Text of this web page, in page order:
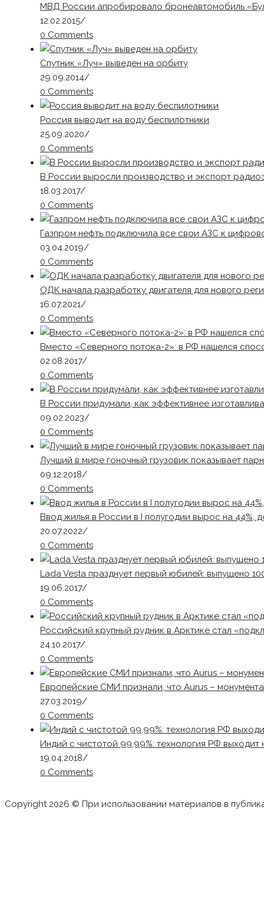
МВД России апробировало бронеавтомобиль
12.02.2015/
0 Comments
Спутник «Луч» выведен на орбиту
29.09.2014/
0 Comments
Россия выводит на воду беспилотники
25.09.2020/
0 Comments
В России выросли производство и экспорт
18.03.2017/
0 Comments
Газпром нефть подключила все свои АЗС к
03.04.2019/
0 Comments
ОДК начала разработку двигателя для нового
16.07.2021/
0 Comments
Вместо «Северного потока-2»: в РФ нашелся
02.08.2017/
0 Comments
В России придумали, как эффективнее
09.02.2023/
0 Comments
Лучший в мире гоночный грузовик показывает
09.12.2018/
0 Comments
Ввод жилья в России в I полугодии вырос на 44%,
20.07.2022/
0 Comments
Lada Vesta празднует первый юбилей: выпущено
19.06.2017/
0 Comments
Российский крупный рудник в Арктике стал
24.10.2017/
0 Comments
Европейские СМИ признали, что Aurus –
27.03.2019/
0 Comments
Индий с чистотой 99,99%: технология РФ выходит
19.04.2018/
0 Comments
Copyright 2026 © При использовании материалов в